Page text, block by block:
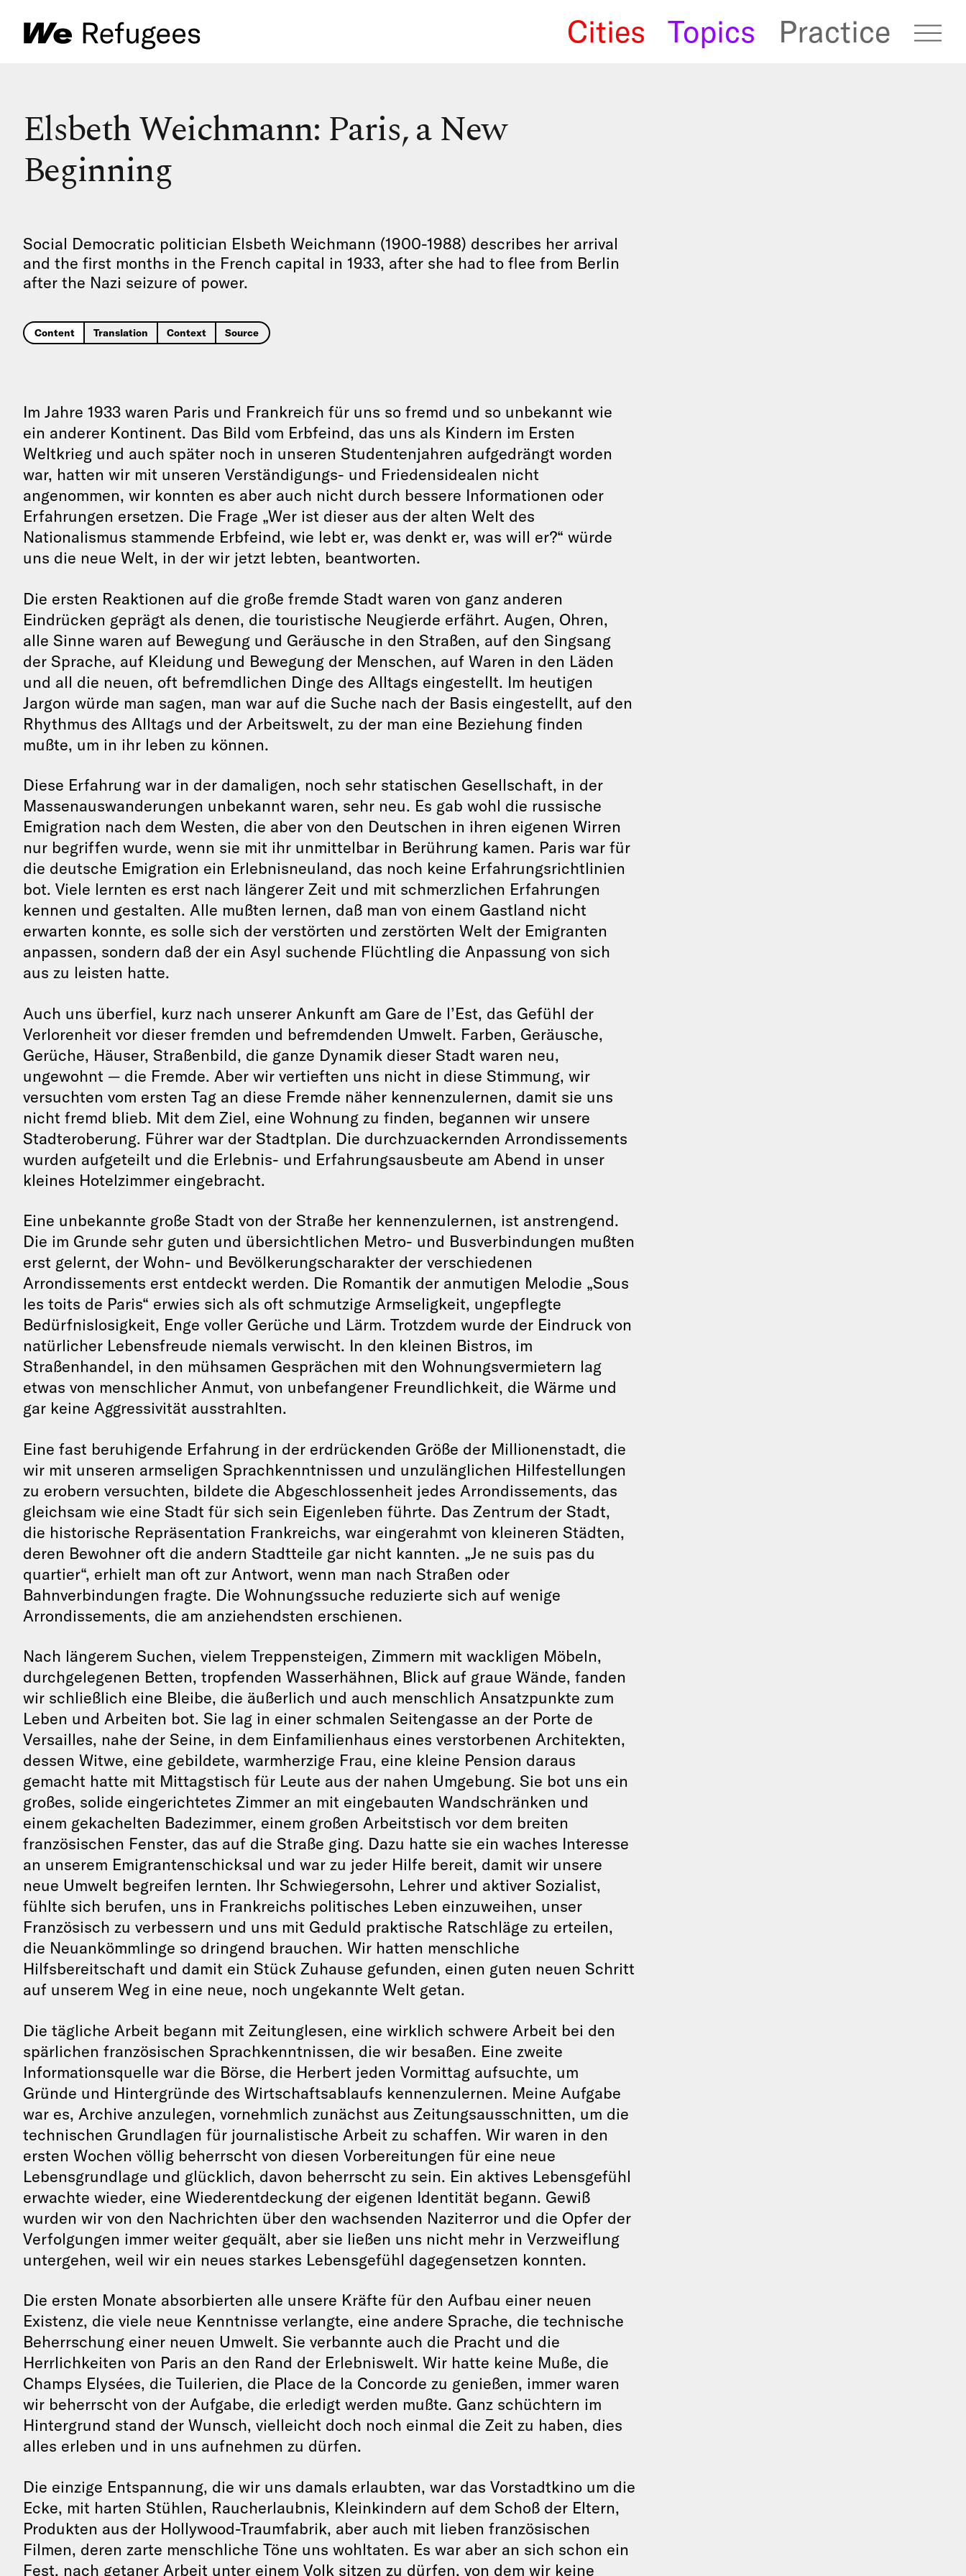
We Refugees Archive
Cities Topics Practice
Elsbeth Weichmann: Paris, a New
Beginning
Social Democratic politician Elsbeth Weichmann (1900-1988) describes her arrival
and the first months in the French capital in 1933, after she had to flee from Berlin
after the Nazi seizure of power.
Content Translation Context Source
Im Jahre 1933 waren Paris und Frankreich für uns so fremd und so unbekannt wie
ein anderer Kontinent. Das Bild vom Erbfeind, das uns als Kindern im Ersten
Weltkrieg und auch später noch in unseren Studentenjahren aufgedrängt worden
war, hatten wir mit unseren Verständigungs- und Friedensidealen nicht
angenommen, wir konnten es aber auch nicht durch bessere Informationen oder
Erfahrungen ersetzen. Die Frage „Wer ist dieser aus der alten Welt des
Nationalismus stammende Erbfeind, wie lebt er, was denkt er, was will er?“ würde
uns die neue Welt, in der wir jetzt lebten, beantworten.
Die ersten Reaktionen auf die große fremde Stadt waren von ganz anderen
Eindrücken geprägt als denen, die touristische Neugierde erfährt. Augen, Ohren,
alle Sinne waren auf Bewegung und Geräusche in den Straßen, auf den Singsang
der Sprache, auf Kleidung und Bewegung der Menschen, auf Waren in den Läden
und all die neuen, oft befremdlichen Dinge des Alltags eingestellt. Im heutigen
Jargon würde man sagen, man war auf die Suche nach der Basis eingestellt, auf den
Rhythmus des Alltags und der Arbeitswelt, zu der man eine Beziehung finden
mußte, um in ihr leben zu können.
Diese Erfahrung war in der damaligen, noch sehr statischen Gesellschaft, in der
Massenauswanderungen unbekannt waren, sehr neu. Es gab wohl die russische
Emigration nach dem Westen, die aber von den Deutschen in ihren eigenen Wirren
nur begriffen wurde, wenn sie mit ihr unmittelbar in Berührung kamen. Paris war für
die deutsche Emigration ein Erlebnisneuland, das noch keine Erfahrungsrichtlinien
bot. Viele lernten es erst nach längerer Zeit und mit schmerzlichen Erfahrungen
kennen und gestalten. Alle mußten lernen, daß man von einem Gastland nicht
erwarten konnte, es solle sich der verstörten und zerstörten Welt der Emigranten
anpassen, sondern daß der ein Asyl suchende Flüchtling die Anpassung von sich
aus zu leisten hatte.
Auch uns überfiel, kurz nach unserer Ankunft am Gare de l’Est, das Gefühl der
Verlorenheit vor dieser fremden und befremdenden Umwelt. Farben, Geräusche,
Gerüche, Häuser, Straßenbild, die ganze Dynamik dieser Stadt waren neu,
ungewohnt — die Fremde. Aber wir vertieften uns nicht in diese Stimmung, wir
versuchten vom ersten Tag an diese Fremde näher kennenzulernen, damit sie uns
nicht fremd blieb. Mit dem Ziel, eine Wohnung zu finden, begannen wir unsere
Stadteroberung. Führer war der Stadtplan. Die durchzuackernden Arrondissements
wurden aufgeteilt und die Erlebnis- und Erfahrungsausbeute am Abend in unser
kleines Hotelzimmer eingebracht.
Eine unbekannte große Stadt von der Straße her kennenzulernen, ist anstrengend.
Die im Grunde sehr guten und übersichtlichen Metro- und Busverbindungen mußten
erst gelernt, der Wohn- und Bevölkerungscharakter der verschiedenen
Arrondissements erst entdeckt werden. Die Romantik der anmutigen Melodie „Sous
les toits de Paris“ erwies sich als oft schmutzige Armseligkeit, ungepflegte
Bedürfnislosigkeit, Enge voller Gerüche und Lärm. Trotzdem wurde der Eindruck von
natürlicher Lebensfreude niemals verwischt. In den kleinen Bistros, im
Straßenhandel, in den mühsamen Gesprächen mit den Wohnungsvermietern lag
etwas von menschlicher Anmut, von unbefangener Freundlichkeit, die Wärme und
gar keine Aggressivität ausstrahlten.
Eine fast beruhigende Erfahrung in der erdrückenden Größe der Millionenstadt, die
wir mit unseren armseligen Sprachkenntnissen und unzulänglichen Hilfestellungen
zu erobern versuchten, bildete die Abgeschlossenheit jedes Arrondissements, das
gleichsam wie eine Stadt für sich sein Eigenleben führte. Das Zentrum der Stadt,
die historische Repräsentation Frankreichs, war eingerahmt von kleineren Städten,
deren Bewohner oft die andern Stadtteile gar nicht kannten. „Je ne suis pas du
quartier“, erhielt man oft zur Antwort, wenn man nach Straßen oder
Bahnverbindungen fragte. Die Wohnungssuche reduzierte sich auf wenige
Arrondissements, die am anziehendsten erschienen.
Nach längerem Suchen, vielem Treppensteigen, Zimmern mit wackligen Möbeln,
durchgelegenen Betten, tropfenden Wasserhähnen, Blick auf graue Wände, fanden
wir schließlich eine Bleibe, die äußerlich und auch menschlich Ansatzpunkte zum
Leben und Arbeiten bot. Sie lag in einer schmalen Seitengasse an der Porte de
Versailles, nahe der Seine, in dem Einfamilienhaus eines verstorbenen Architekten,
dessen Witwe, eine gebildete, warmherzige Frau, eine kleine Pension daraus
gemacht hatte mit Mittagstisch für Leute aus der nahen Umgebung. Sie bot uns ein
großes, solide eingerichtetes Zimmer an mit eingebauten Wandschränken und
einem gekachelten Badezimmer, einem großen Arbeitstisch vor dem breiten
französischen Fenster, das auf die Straße ging. Dazu hatte sie ein waches Interesse
an unserem Emigrantenschicksal und war zu jeder Hilfe bereit, damit wir unsere
neue Umwelt begreifen lernten. Ihr Schwiegersohn, Lehrer und aktiver Sozialist,
fühlte sich berufen, uns in Frankreichs politisches Leben einzuweihen, unser
Französisch zu verbessern und uns mit Geduld praktische Ratschläge zu erteilen,
die Neuankömmlinge so dringend brauchen. Wir hatten menschliche
Hilfsbereitschaft und damit ein Stück Zuhause gefunden, einen guten neuen Schritt
auf unserem Weg in eine neue, noch ungekannte Welt getan.
Die tägliche Arbeit begann mit Zeitunglesen, eine wirklich schwere Arbeit bei den
spärlichen französischen Sprachkenntnissen, die wir besaßen. Eine zweite
Informationsquelle war die Börse, die Herbert jeden Vormittag aufsuchte, um
Gründe und Hintergründe des Wirtschaftsablaufs kennenzulernen. Meine Aufgabe
war es, Archive anzulegen, vornehmlich zunächst aus Zeitungsausschnitten, um die
technischen Grundlagen für journalistische Arbeit zu schaffen. Wir waren in den
ersten Wochen völlig beherrscht von diesen Vorbereitungen für eine neue
Lebensgrundlage und glücklich, davon beherrscht zu sein. Ein aktives Lebensgefühl
erwachte wieder, eine Wiederentdeckung der eigenen Identität begann. Gewiß
wurden wir von den Nachrichten über den wachsenden Naziterror und die Opfer der
Verfolgungen immer weiter gequält, aber sie ließen uns nicht mehr in Verzweiflung
untergehen, weil wir ein neues starkes Lebensgefühl dagegensetzen konnten.
Die ersten Monate absorbierten alle unsere Kräfte für den Aufbau einer neuen
Existenz, die viele neue Kenntnisse verlangte, eine andere Sprache, die technische
Beherrschung einer neuen Umwelt. Sie verbannte auch die Pracht und die
Herrlichkeiten von Paris an den Rand der Erlebniswelt. Wir hatte keine Muße, die
Champs Elysées, die Tuilerien, die Place de la Concorde zu genießen, immer waren
wir beherrscht von der Aufgabe, die erledigt werden mußte. Ganz schüchtern im
Hintergrund stand der Wunsch, vielleicht doch noch einmal die Zeit zu haben, dies
alles erleben und in uns aufnehmen zu dürfen.
Die einzige Entspannung, die wir uns damals erlaubten, war das Vorstadtkino um die
Ecke, mit harten Stühlen, Raucherlaubnis, Kleinkindern auf dem Schoß der Eltern,
Produkten aus der Hollywood-Traumfabrik, aber auch mit lieben französischen
Filmen, deren zarte menschliche Töne uns wohltaten. Es war aber an sich schon ein
Fest, nach getaner Arbeit unter einem Volk sitzen zu dürfen, von dem wir keine